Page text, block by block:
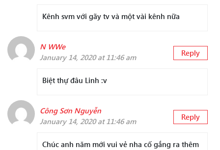
Kênh svm với gãy tv và một vài kênh nữa
N WWe
January 14, 2020 at 11:46 am
Reply
Biệt thự đâu Linh :v
Công Sơn Nguyễn
January 14, 2020 at 11:46 am
Reply
Chúc anh năm mới vui vẻ nha cố gắng ra thêm